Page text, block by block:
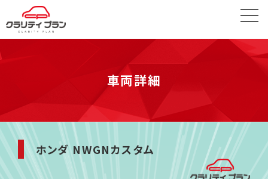
車両詳細
ホンダ NWGNカスタム